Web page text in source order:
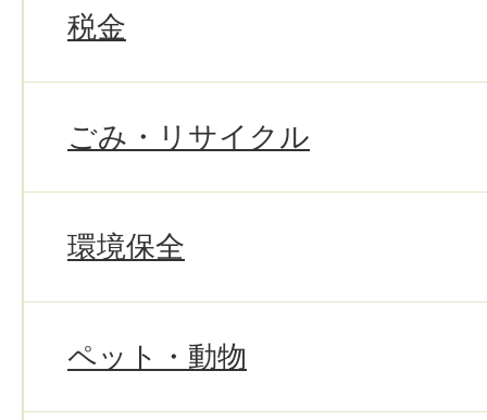
税金
ごみ・リサイクル
環境保全
ペット・動物